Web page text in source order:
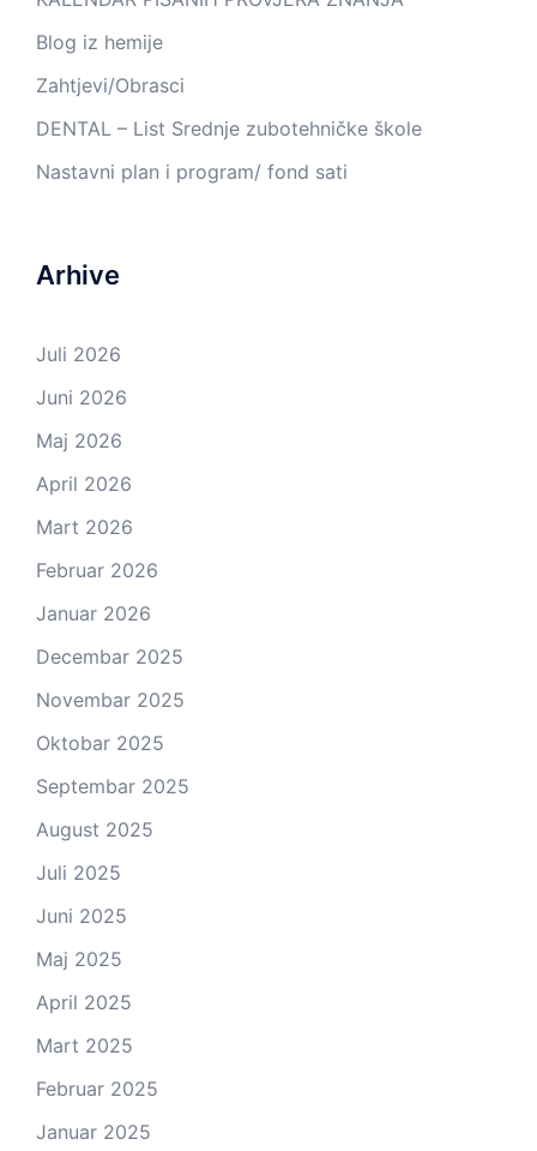
Blog iz hemije
Zahtjevi/Obrasci
DENTAL – List Srednje zubotehničke škole
Nastavni plan i program/ fond sati
Arhive
Juli 2026
Juni 2026
Maj 2026
April 2026
Mart 2026
Februar 2026
Januar 2026
Decembar 2025
Novembar 2025
Oktobar 2025
Septembar 2025
August 2025
Juli 2025
Juni 2025
Maj 2025
April 2025
Mart 2025
Februar 2025
Januar 2025